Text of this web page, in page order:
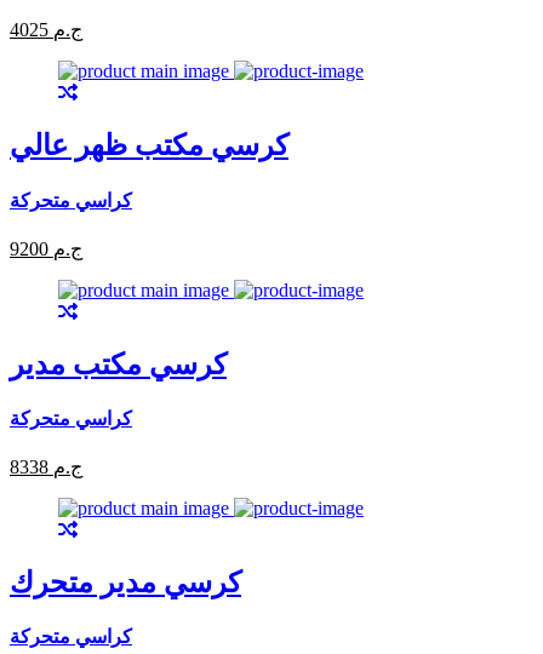
4025 ج.م
كرسي مكتب ظهر عالي
كراسي متحركة
9200 ج.م
كرسي مكتب مدير
كراسي متحركة
8338 ج.م
كرسي مدير متحرك
كراسي متحركة